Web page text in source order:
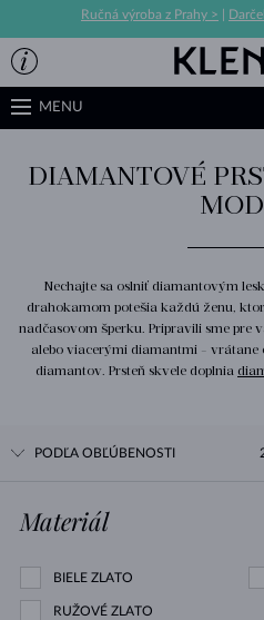
Ručná výroba z Prahy >
MENU
DIAMANTOVÉ
Nechajte sa oslniť diamantovým
drahokamom potešia každú ženu,
nadčasovom šperku. Pripravili sme pre
alebo viacerými diamantmi - vrátane
diamantov. Prsteň skvele doplnia
PODĽA OBĽÚBENOSTI
Materiál
BIELE ZLATO
RUŽOVÉ ZLATO